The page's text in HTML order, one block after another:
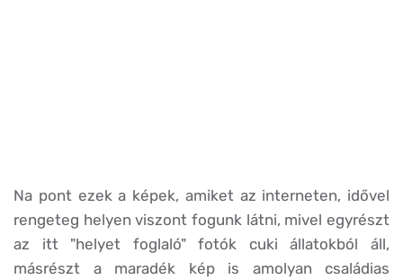
Na pont ezek a képek, amiket az interneten, idővel
rengeteg helyen viszont fogunk látni, mivel egyrészt
az itt "helyet foglaló" fotók cuki állatokból áll,
másrészt a maradék kép is amolyan családias